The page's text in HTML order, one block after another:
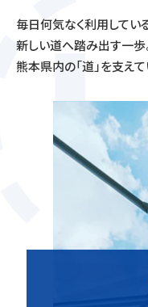
毎日何気なく利用してい
新しい道へ踏み出す一歩
熊本県内の「道」を支え